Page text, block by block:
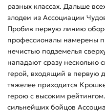
разных классах. Дальше
злодеи из Ассоциации
Пробив первую линию
профессионалы намерены
нечистью подземелья
нападают сразу несколько
герой, входящий в первую
тяжелее приходится
герою с высоким
сильнейших бойцов